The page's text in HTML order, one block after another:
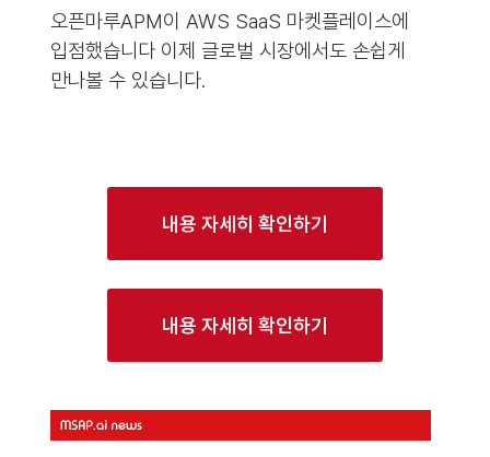
오픈마루APM이 AWS SaaS 마켓플레이스에
입점했습니다 이제 글로벌 시장에서도 손쉽게
만나볼 수 있습니다.
내용 자세히 확인하기
내용 자세히 확인하기